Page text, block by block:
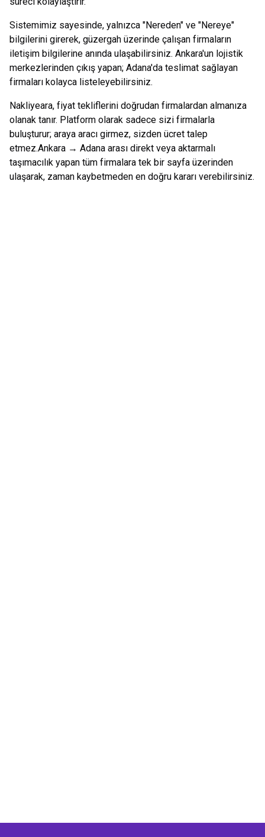
Sistemimiz sayesinde, yalnızca "Nereden" ve "Nereye"
bilgilerini girerek, güzergah üzerinde çalışan firmaların
iletişim bilgilerine anında ulaşabilirsiniz. Ankara'un lojistik
merkezlerinden çıkış yapan; Adana'da teslimat sağlayan
firmaları kolayca listeleyebilirsiniz.
Nakliyeara, fiyat tekliflerini doğrudan firmalardan almanıza
olanak tanır. Platform olarak sadece sizi firmalarla
buluşturur; araya aracı girmez, sizden ücret talep
etmez.Ankara → Adana arası direkt veya aktarmalı
taşımacılık yapan tüm firmalara tek bir sayfa üzerinden
ulaşarak, zaman kaybetmeden en doğru kararı verebilirsiniz.